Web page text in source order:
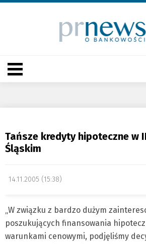
Tańsze kredyty hipoteczne w
Śląskim
14.11.2005 (15:38)
„W związku z bardzo dużym
poszukujących finansowania
warunkami cenowymi, podjęliśmy